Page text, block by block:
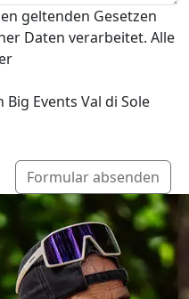
geltenden Gesetzen
Daten verarbeitet. Alle
Events Val di Sole
Formular absenden